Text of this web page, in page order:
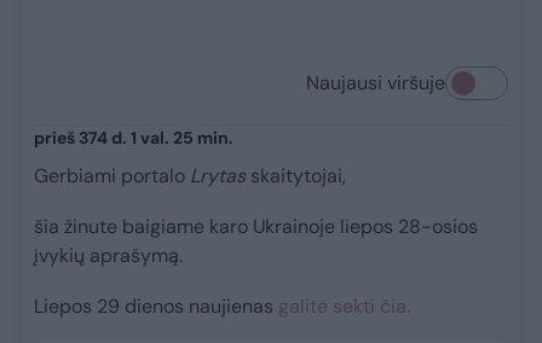
Naujausi viršuje
prieš 374 d. 1 val. 25 min.
Gerbiami portalo Lrytas skaitytojai,
šia žinute baigiame karo Ukrainoje liepos 28-osios
įvykių aprašymą.
Liepos 29 dienos naujienas galite sekti čia.